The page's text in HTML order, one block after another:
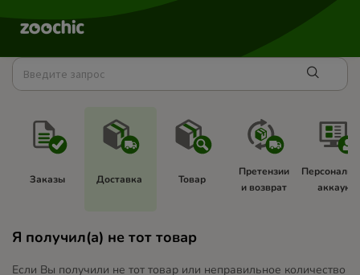
Заказы Доставка Товар
Претензии
и возврат
аккаунт
Я получил(а) не тот товар
Если Вы получили не тот товар или неправильное количество